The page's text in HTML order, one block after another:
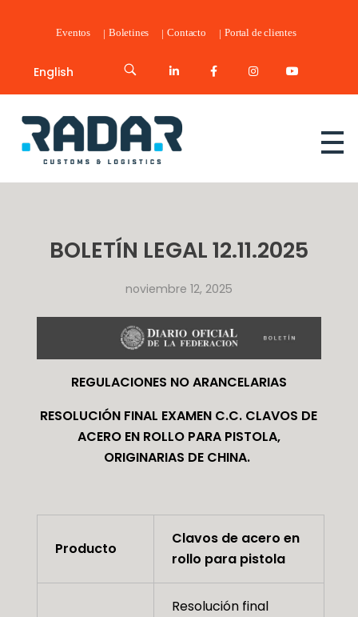
Eventos Boletines Contacto Portal de clientes
English
Radar Customs & Logistics
BOLETÍN LEGAL 12.11.2025
noviembre 12, 2025
REGULACIONES NO ARANCELARIAS
RESOLUCIÓN FINAL EXAMEN C.C. CLAVOS DE
ACERO EN ROLLO PARA PISTOLA,
ORIGINARIAS DE CHINA.
Producto
Clavos de acero en
rollo para pistola
Resolución final